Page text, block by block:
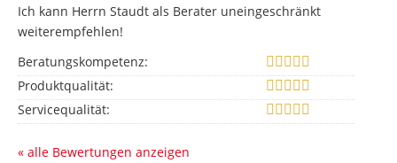
Ich kann Herrn Staudt als Berater uneingeschränkt
weiterempfehlen!
Beratungskompetenz:
Produktqualität:
Servicequalität:
« alle Bewertungen anzeigen